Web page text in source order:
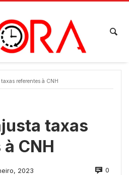
referentes à CNH
taxas
CNH
2023 0